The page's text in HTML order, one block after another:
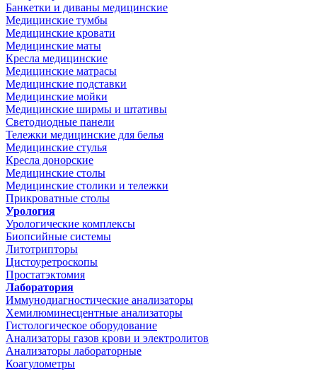
Банкетки и диваны медицинские
Медицинские тумбы
Медицинские кровати
Медицинские маты
Кресла медицинские
Медицинские матрасы
Медицинские подставки
Медицинские мойки
Медицинские ширмы и штативы
Светодиодные панели
Тележки медицинские для белья
Медицинские стулья
Кресла донорские
Медицинские столы
Медицинские столики и тележки
Прикроватные столы
Урология
Урологические комплексы
Биопсийные системы
Литотрипторы
Цистоуретроскопы
Простатэктомия
Лаборатория
Иммунодиагностические анализаторы
Хемилюминесцентные анализаторы
Гистологическое оборудование
Анализаторы газов крови и электролитов
Анализаторы лабораторные
Коагулометры